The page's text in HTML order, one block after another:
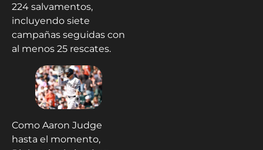
224 salvamentos,
incluyendo siete
campañas seguidas con
al menos 25 rescates.
Como Aaron Judge
hasta el momento,